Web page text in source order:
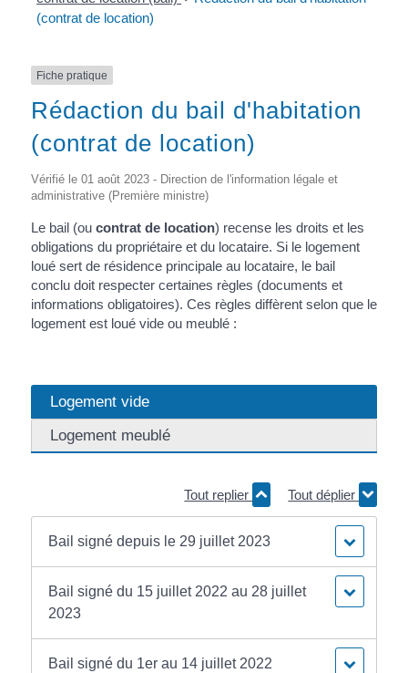
(contrat de location)
Fiche pratique
Rédaction du bail d'habitation
(contrat de location)
Vérifié le 01 août 2023 - Direction de l'information légale et
administrative (Première ministre)
Le bail (ou contrat de location) recense les droits et les
obligations du propriétaire et du locataire. Si le logement
loué sert de résidence principale au locataire, le bail
conclu doit respecter certaines règles (documents et
informations obligatoires). Ces règles diffèrent selon que le
logement est loué vide ou meublé :
Logement vide
Logement meublé
Tout replier Tout déplier
Bail signé depuis le 29 juillet 2023
Bail signé du 15 juillet 2022 au 28 juillet
2023
Bail signé du 1er au 14 juillet 2022